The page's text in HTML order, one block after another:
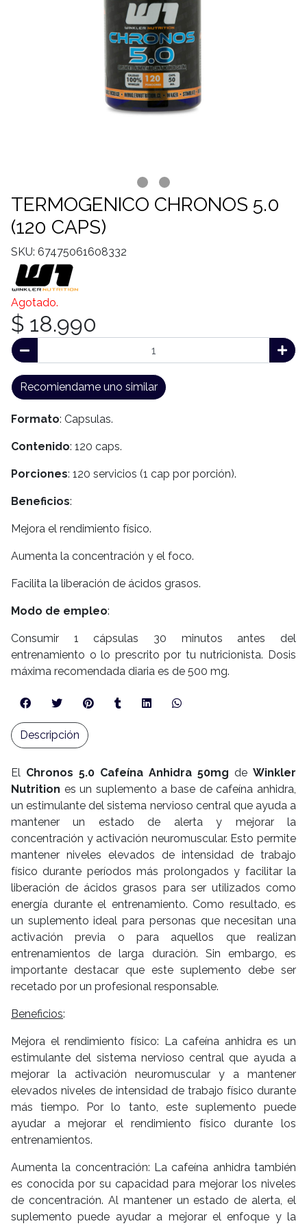
TERMOGENICO CHRONOS 5.0
(120 CAPS)
SKU: 67475061608332
Agotado.
$ 18.990
Recomiendame uno similar
Formato: Capsulas.
Contenido: 120 caps.
Porciones: 120 servicios (1 cap por porción).
Beneficios:
Mejora el rendimiento físico.
Aumenta la concentración y el foco.
Facilita la liberación de ácidos grasos.
Modo de empleo:
Consumir 1 cápsulas 30 minutos antes del
entrenamiento o lo prescrito por tu nutricionista. Dosis
máxima recomendada diaria es de 500 mg.
El Chronos 5.0 Cafeína Anhidra 50mg de Winkler
Nutrition es un suplemento a base de cafeína anhidra,
un estimulante del sistema nervioso central que ayuda a
mantener un estado de alerta y mejorar la
concentración y activación neuromuscular. Esto permite
mantener niveles elevados de intensidad de trabajo
físico durante períodos más prolongados y facilitar la
liberación de ácidos grasos para ser utilizados como
energía durante el entrenamiento. Como resultado, es
un suplemento ideal para personas que necesitan una
activación previa o para aquellos que realizan
entrenamientos de larga duración. Sin embargo, es
importante destacar que este suplemento debe ser
recetado por un profesional responsable.
Beneficios:
Mejora el rendimiento físico: La cafeína anhidra es un
estimulante del sistema nervioso central que ayuda a
mejorar la activación neuromuscular y a mantener
elevados niveles de intensidad de trabajo físico durante
más tiempo. Por lo tanto, este suplemento puede
ayudar a mejorar el rendimiento físico durante los
entrenamientos.
Aumenta la concentración: La cafeína anhidra también
es conocida por su capacidad para mejorar los niveles
de concentración. Al mantener un estado de alerta, el
suplemento puede ayudar a mejorar el enfoque y la
Descripción